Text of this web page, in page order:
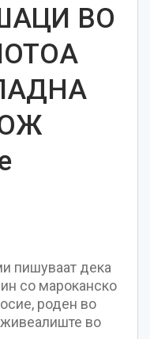
ВО
пишуваат дека
со мароканско
роден во
живеалиште во